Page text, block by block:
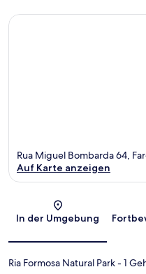
Rua Miguel Bombarda 64,
Auf Karte anzeigen
In der Umgebung
Ria Formosa Natural Park- 1